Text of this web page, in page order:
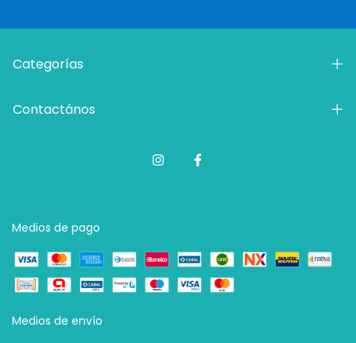
Categorías
Contactános
Medios de pago
Medios de envío